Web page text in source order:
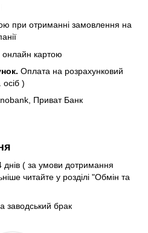
при отриманні замовлення на
онлайн картою
Оплата на розрахунковий
)
Приват Банк
( за умови дотримання
читайте у розділі "Обмін та
заводський брак